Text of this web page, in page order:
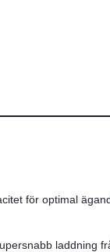
för optimal
laddning